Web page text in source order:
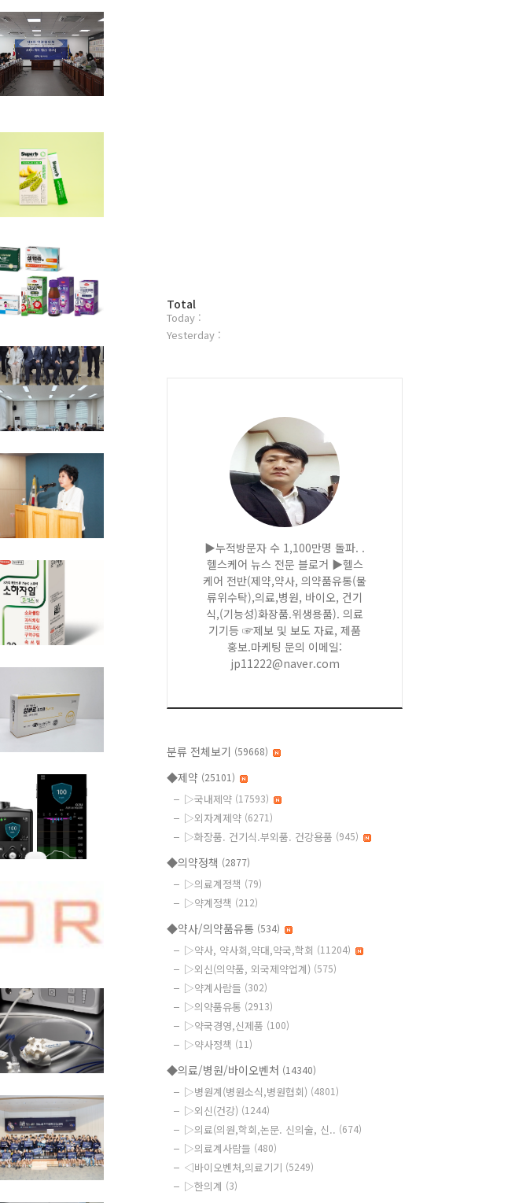
방
문
자
Total
Today :
Yesterday :
▶누적방문자 수 1,100만명 돌파. .
헬스케어 뉴스 전문 블로거 ▶헬스
케어 전반(제약,약사, 의약품유통(물
류위수탁),의료,병원, 바이오, 건기
식,(기능성)화장품.위생용품). 의료
기기등 ☞제보 및 보도 자료, 제품
홍보.마케팅 문의 이메일:
jp11222@naver.com
분류 전체보기 (59668)
◆제약 (25101)
▷국내제약 (17593)
▷외자계제약 (6271)
▷화장품. 건기식.부외품. 건강용품 (945)
◆의약정책 (2877)
▷의료계정책 (79)
▷약계정책 (212)
◆약사/의약품유통 (534)
▷약사, 약사회,약대,약국,학회 (11204)
▷외신(의약품, 외국제약업계) (575)
▷약계사람들 (302)
▷의약품유통 (2913)
▷약국경영,신제품 (100)
▷약사정책 (11)
◆의료/병원/바이오벤처 (14340)
▷병원계(병원소식,병원협회) (4801)
▷외신(건강) (1244)
▷의료(의원,학회,논문. 신의술, 신.. (674)
▷의료계사람들 (480)
◁바이오벤처,의료기기 (5249)
▷한의계 (3)